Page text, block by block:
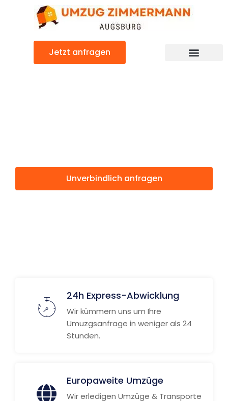
Jetzt anfragen
Unverbindlich anfragen
24h Express-Abwicklung
Wir kümmern uns um Ihre
Umuzgsanfrage in weniger als 24
Stunden.
Europaweite Umzüge
Wir erledigen Umzüge & Transporte